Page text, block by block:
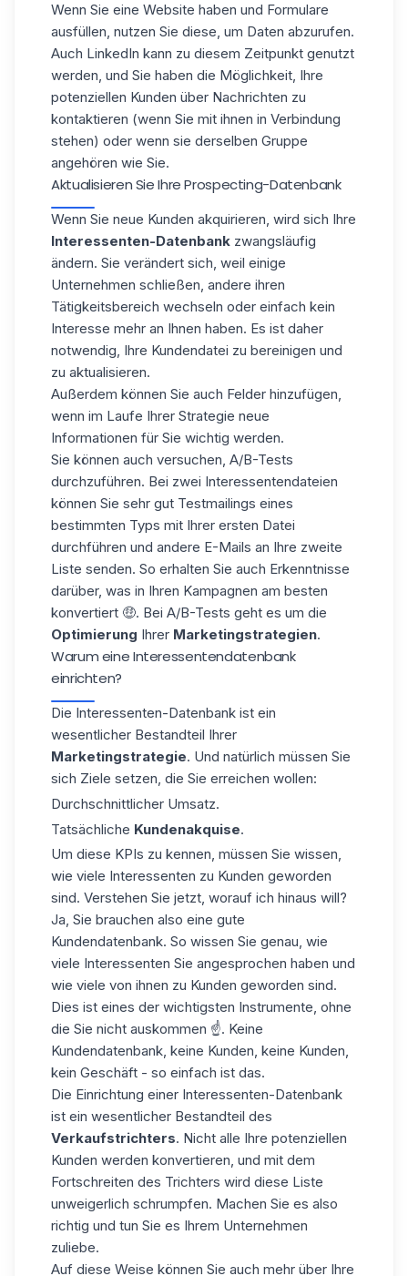
Wenn Sie eine Website haben und Formulare
ausfüllen, nutzen Sie diese, um Daten abzurufen.
Auch LinkedIn kann zu diesem Zeitpunkt genutzt
werden, und Sie haben die Möglichkeit, Ihre
potenziellen Kunden über Nachrichten zu
kontaktieren (wenn Sie mit ihnen in Verbindung
stehen) oder wenn sie derselben Gruppe
angehören wie Sie.
Aktualisieren Sie Ihre Prospecting-Datenbank
Wenn Sie neue Kunden akquirieren, wird sich Ihre
Interessenten-Datenbank zwangsläufig
ändern. Sie verändert sich, weil einige
Unternehmen schließen, andere ihren
Tätigkeitsbereich wechseln oder einfach kein
Interesse mehr an Ihnen haben. Es ist daher
notwendig, Ihre Kundendatei zu bereinigen und
zu aktualisieren.
Außerdem können Sie auch Felder hinzufügen,
wenn im Laufe Ihrer Strategie neue
Informationen für Sie wichtig werden.
Sie können auch versuchen, A/B-Tests
durchzuführen. Bei zwei Interessentendateien
können Sie sehr gut Testmailings eines
bestimmten Typs mit Ihrer ersten Datei
durchführen und andere E-Mails an Ihre zweite
Liste senden. So erhalten Sie auch Erkenntnisse
darüber, was in Ihren Kampagnen am besten
konvertiert 🤑. Bei A/B-Tests geht es um die
Optimierung Ihrer Marketingstrategien.
Warum eine Interessentendatenbank
einrichten?
Die Interessenten-Datenbank ist ein
wesentlicher Bestandteil Ihrer
Marketingstrategie. Und natürlich müssen Sie
sich Ziele setzen, die Sie erreichen wollen:
Durchschnittlicher Umsatz.
Tatsächliche Kundenakquise.
Um diese KPIs zu kennen, müssen Sie wissen,
wie viele Interessenten zu Kunden geworden
sind. Verstehen Sie jetzt, worauf ich hinaus will?
Ja, Sie brauchen also eine gute
Kundendatenbank. So wissen Sie genau, wie
viele Interessenten Sie angesprochen haben und
wie viele von ihnen zu Kunden geworden sind.
Dies ist eines der wichtigsten Instrumente, ohne
die Sie nicht auskommen ☝️. Keine
Kundendatenbank, keine Kunden, keine Kunden,
kein Geschäft - so einfach ist das.
Die Einrichtung einer Interessenten-Datenbank
ist ein wesentlicher Bestandteil des
Verkaufstrichters. Nicht alle Ihre potenziellen
Kunden werden konvertieren, und mit dem
Fortschreiten des Trichters wird diese Liste
unweigerlich schrumpfen. Machen Sie es also
richtig und tun Sie es Ihrem Unternehmen
zuliebe.
Auf diese Weise können Sie auch mehr über Ihre